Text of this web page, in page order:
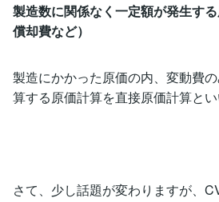
製造数に関係なく一定額が発生す
償却費など）
製造にかかった原価の内、変動費
算する原価計算を直接原価計算とい
さて、少し話題が変わりますが、